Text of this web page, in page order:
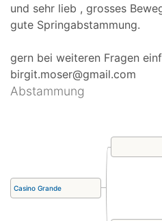
und sehr lieb , grosses
gute Springabstammung.
gern bei weiteren Fragen
birgit.moser@gmail.com
Abstammung
Casino Grande